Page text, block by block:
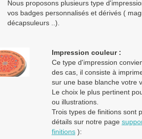
Les clients dans l’Union Européenne
TVA intra-communautaire
paient le prix HT.
Les clients en dehors de l’Union
Nous proposons plusieurs type
vos badges personnalisés et dérivés (
décapsuleurs ..).
Impression couleur :
Ce type d'impression
des cas, il consiste à
sur une base blanche votre
Le choix le plus pertinent
ou illustrations.
Trois types de finitions sont
détails sur notre page
finitions):